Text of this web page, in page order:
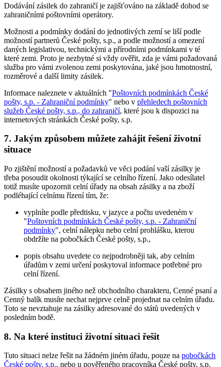
Dodávání zásilek do zahraničí je zajišťováno na základě dohod se
zahraničními poštovními operátory.
Možnosti a podmínky dodání do jednotlivých zemí se liší podle
možností partnerů České pošty, s.p., a podle možností a omezení
daných legislativou, technickými a přírodními podmínkami v té
které zemi. Proto je nezbytné si vždy ověřit, zda je vámi požadovaná
služba pro vámi zvolenou zemi poskytována, jaké jsou hmotnostní,
rozměrové a další limity zásilek.
Informace naleznete v aktuálních "Poštovních podmínkách České
pošty, s.p. - Zahraniční podmínky" nebo v přehledech poštovních
služeb České pošty, s.p., do zahraničí, které jsou k dispozici na
internetových stránkách České pošty, s.p.
7. Jakým způsobem můžete zahájit řešení životní
situace
Po zjištění možností a požadavků ve věci podání vaší zásilky je
třeba posoudit okolnosti týkající se celního řízení. Jako odesílatel
totiž musíte upozornit celní úřady na obsah zásilky a na zboží
podléhající celnímu řízení tím, že:
vyplníte podle předtisku, v jazyce a počtu uvedeném v
"Poštovních podmínkách České pošty, s.p. - Zahraniční
podmínky", celní nálepku nebo celní prohlášku, kterou
obdržíte na pobočkách České pošty, s.p.,
popis obsahu uvedete co nejpodrobněji tak, aby celním
úřadům v zemi určení poskytoval informace potřebné pro
celní řízení.
Zásilky s obsahem jiného než obchodního charakteru, Cenné psaní a
Cenný balík musíte nechat nejprve celně projednat na celním úřadu.
Toto se nevztahuje na zásilky adresované do států uvedených v
posledním bodě.
8. Na které instituci životní situaci řešit
Tuto situaci nelze řešit na žádném jiném úřadu, pouze na pobočkách
České pošty, s.p., nebo u pověřeného pracovníka České pošty, s.p.